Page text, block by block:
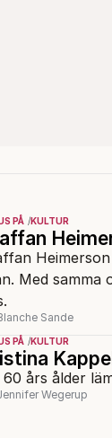
PÅ KULTUR
Med samma
Sande
PÅ KULTUR
60 års ålder
Wegerup